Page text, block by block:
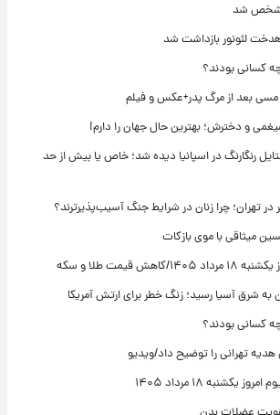
شد
بودند؟
بعد از مرگ پدر+عکس و فیلم
و دخترش؛ بهترین حال جهان را دارم!
رنگارنگ در اسپانیا دیده شد؛ خاص یا بیش از حد
تهران؛ چرا زنان در شرایط جنگ آسیب‌پذیرترند؟
با موی بازکات
طلا و سکه
شرق آسیا رسید؛ زنگ خطر برای ارتش آمریکا
بودند؟
هدیه تهرانی را توضیح داد/ویدیو
۱۸ مرداد ۱۴۰۵